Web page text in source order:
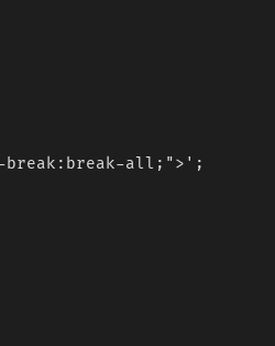
break:break-all;">';